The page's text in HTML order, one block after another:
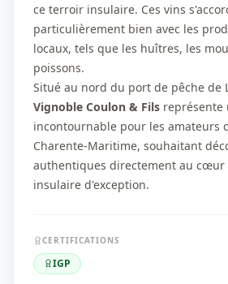
ce terroir insulaire. Ces vins
particulièrement bien avec les
locaux, tels que les huîtres, les
poissons.
Situé au nord du port de pêche de
Vignoble Coulon & Fils représente
incontournable pour les amateurs
Charente-Maritime, souhaitant
authentiques directement au cœur
insulaire d'exception.
CERTIFICATIONS
IGP